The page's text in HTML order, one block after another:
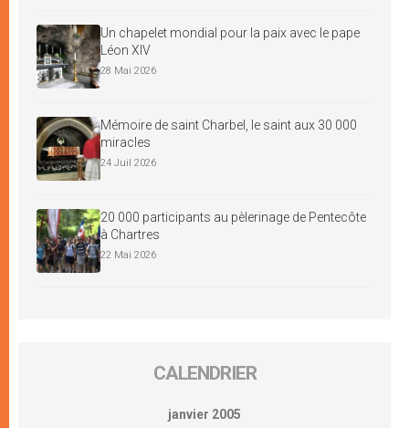
Un chapelet mondial pour la paix avec le pape
Léon XIV
28 Mai 2026
Mémoire de saint Charbel, le saint aux 30 000
miracles
24 Juil 2026
20 000 participants au pèlerinage de Pentecôte
à Chartres
22 Mai 2026
CALENDRIER
janvier 2005